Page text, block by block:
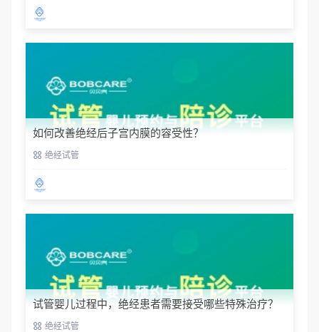
如何改善绝经后子宫内膜的容受性？
绝经试管
试管婴儿过程中，绝经患者需要接受哪些特殊治疗？
绝经试管